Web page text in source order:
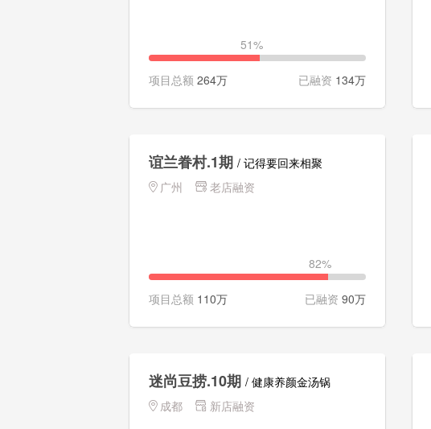
51%
项目总额 264万 已融资 134万
谊兰眷村.1期 / 记得要回来相聚
广州
老店融资
82%
项目总额 110万 已融资 90万
迷尚豆捞.10期 / 健康养颜金汤锅
成都
新店融资